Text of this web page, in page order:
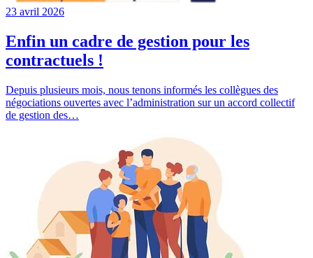
23 avril 2026
Enfin un cadre de gestion pour les
contractuels !
Depuis plusieurs mois, nous tenons informés les collègues des
négociations ouvertes avec l’administration sur un accord collectif
de gestion des…